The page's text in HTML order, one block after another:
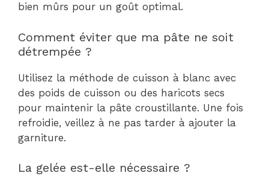
bien mûrs pour un goût optimal.
Comment éviter que ma pâte ne soit
détrempée ?
Utilisez la méthode de cuisson à blanc avec
des poids de cuisson ou des haricots secs
pour maintenir la pâte croustillante. Une fois
refroidie, veillez à ne pas tarder à ajouter la
garniture.
La gelée est-elle nécessaire ?